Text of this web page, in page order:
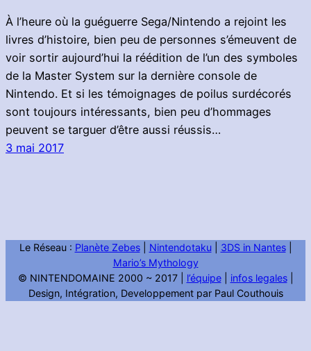
À l’heure où la guéguerre Sega/Nintendo a rejoint les
livres d’histoire, bien peu de personnes s’émeuvent de
voir sortir aujourd’hui la réédition de l’un des symboles
de la Master System sur la dernière console de
Nintendo. Et si les témoignages de poilus surdécorés
sont toujours intéressants, bien peu d’hommages
peuvent se targuer d’être aussi réussis…
3 mai 2017
Le Réseau : Planète Zebes| Nintendotaku| 3DS in Nantes|
Mario’s Mythology
© NINTENDOMAINE 2000 ~ 2017 | l’équipe| infos legales|
Design, Intégration, Developpement par Paul Couthouis